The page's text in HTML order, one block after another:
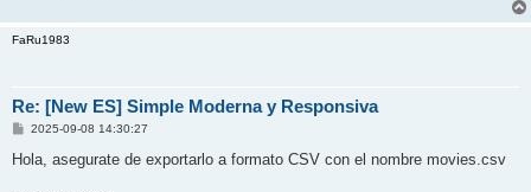
FaRu1983
Re: [New ES] Simple Moderna y Responsiva
P
s
2025-09-08 14:30:27
Hola, asegurate de exportarlo a formato CSV con el nombre movies.csv